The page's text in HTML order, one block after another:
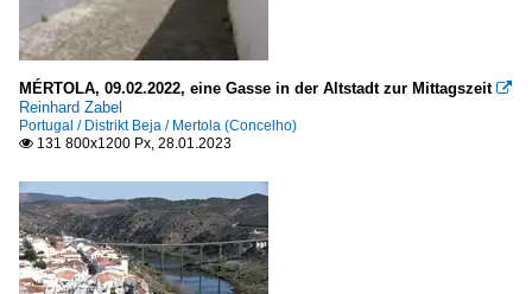
MÉRTOLA, 09.02.2022, eine Gasse in der Altstadt zur Mittagszeit 
Reinhard Zabel
Portugal / Distrikt Beja / Mertola (Concelho)
 131 800x1200 Px, 28.01.2023